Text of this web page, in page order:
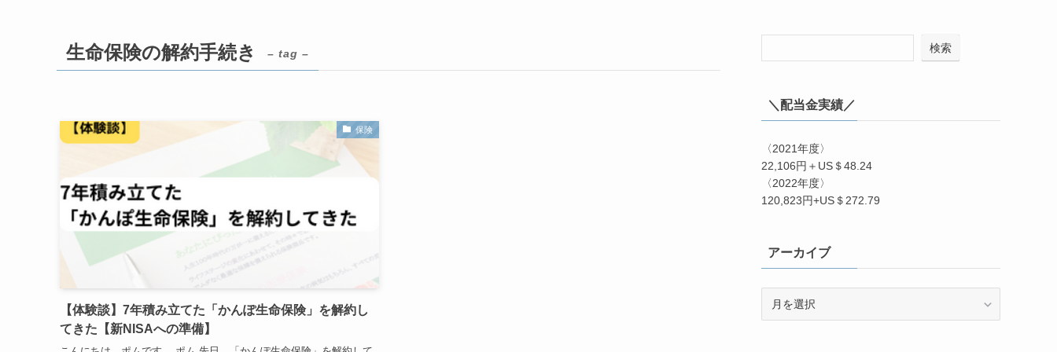
生命保険の解約手続き – tag –
保険
【体験談】7年積み立てた「かんぽ生命保険」を解約し
てきた【新NISAへの準備】
検索
＼配当金実績／
〈2021年度〉
22,106円＋US＄48.24
〈2022年度〉
120,823円+US＄272.79
アーカイブ